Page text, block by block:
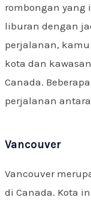
rombongan
liburan dengan
perjalanan,
kota dan
Canada.
perjalanan
Vancouver
Vancouver
di Canada. Kota